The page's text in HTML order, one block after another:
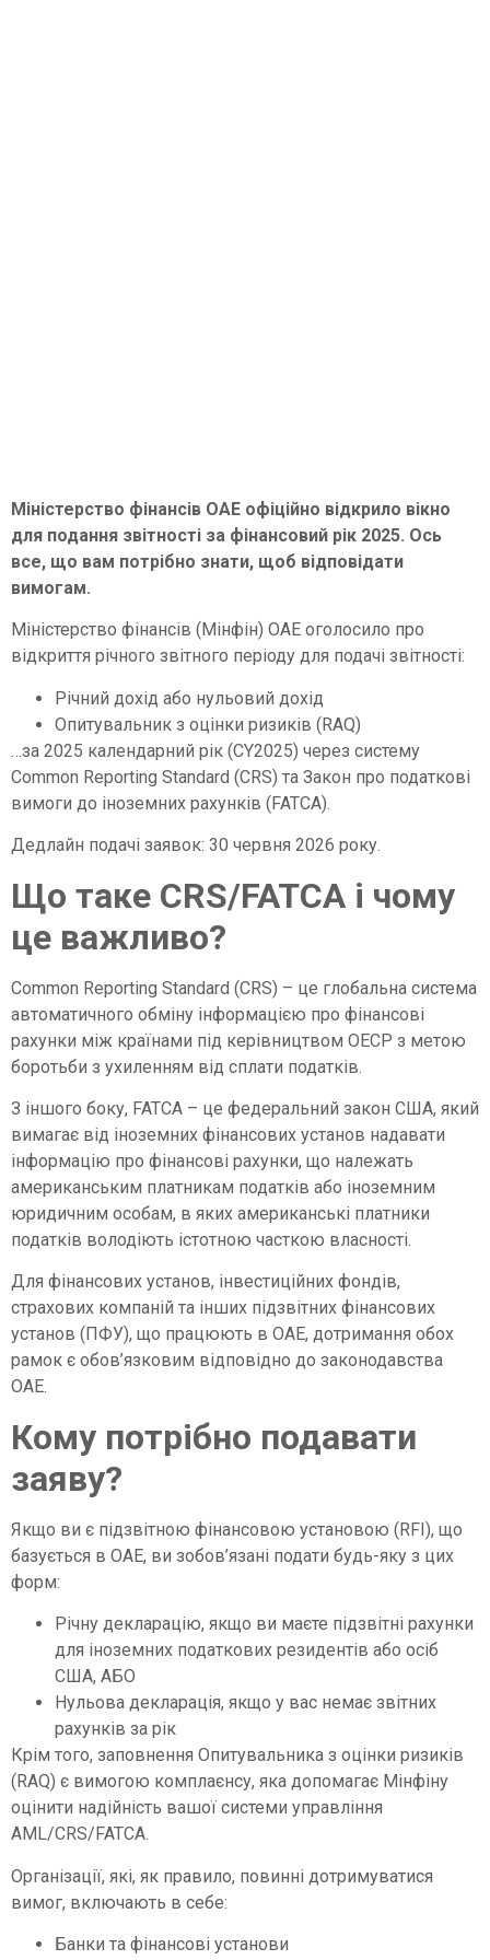
Міністерство фінансів ОАЕ офіційно відкрило вікно
для подання звітності за фінансовий рік 2025. Ось
все, що вам потрібно знати, щоб відповідати
вимогам.
Міністерство фінансів (Мінфін) ОАЕ оголосило про
відкриття річного звітного періоду для подачі звітності:
Річний дохід або нульовий дохід
Опитувальник з оцінки ризиків (RAQ)
…за 2025 календарний рік (CY2025) через систему
Common Reporting Standard (CRS) та Закон про податкові
вимоги до іноземних рахунків (FATCA).
Дедлайн подачі заявок: 30 червня 2026 року.
Що таке CRS/FATCA і чому
це важливо?
Common Reporting Standard (CRS) – це глобальна система
автоматичного обміну інформацією про фінансові
рахунки між країнами під керівництвом ОЕСР з метою
боротьби з ухиленням від сплати податків.
З іншого боку, FATCA – це федеральний закон США, який
вимагає від іноземних фінансових установ надавати
інформацію про фінансові рахунки, що належать
американським платникам податків або іноземним
юридичним особам, в яких американські платники
податків володіють істотною часткою власності.
Для фінансових установ, інвестиційних фондів,
страхових компаній та інших підзвітних фінансових
установ (ПФУ), що працюють в ОАЕ, дотримання обох
рамок є обов’язковим відповідно до законодавства
ОАЕ.
Кому потрібно подавати
заяву?
Якщо ви є підзвітною фінансовою установою (RFI), що
базується в ОАЕ, ви зобов’язані подати будь-яку з цих
форм:
Річну декларацію, якщо ви маєте підзвітні рахунки
для іноземних податкових резидентів або осіб
США, АБО
Нульова декларація, якщо у вас немає звітних
рахунків за рік
Крім того, заповнення Опитувальника з оцінки ризиків
(RAQ) є вимогою комплаєнсу, яка допомагає Мінфіну
оцінити надійність вашої системи управління
AML/CRS/FATCA.
Організації, які, як правило, повинні дотримуватися
вимог, включають в себе:
Банки та фінансові установи